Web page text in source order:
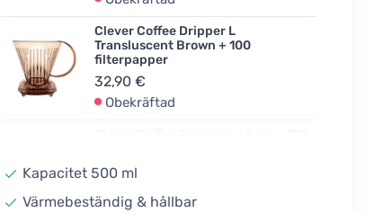
Clever Coffee Dripper L
Transluscent Brown + 100
filterpapper
32,90 €
Obekräftad
31,90 €
Kapacitet 500 ml
Värmebeständig & hållbar